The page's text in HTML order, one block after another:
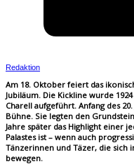
Redaktion
Am 18. Oktober feiert das
Jubiläum. Die Kickline wurde
Charell aufgeführt. Anfang des
Bühne. Sie legten den
Jahre später das Highlight einer
Palastes ist – wenn auch
Tänzerinnen und Täzer, die sich
bewegen.